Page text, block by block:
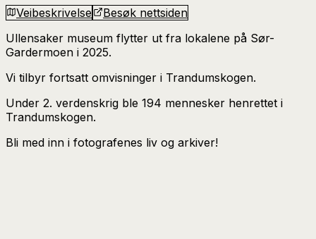
Veibeskrivelse
Besøk nettsiden
Ullensaker museum flytter ut fra lokalene på Sør-
Gardermoen i 2025.
Vi tilbyr fortsatt omvisninger i Trandumskogen.
Under 2. verdenskrig ble 194 mennesker henrettet i
Trandumskogen.
Bli med inn i fotografenes liv og arkiver!